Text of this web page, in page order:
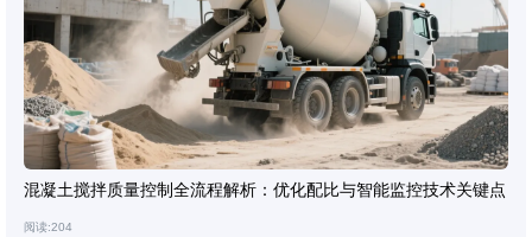
混凝土搅拌质量控制全流程解析：优化配比与智能监控技术关键点
阅读:204